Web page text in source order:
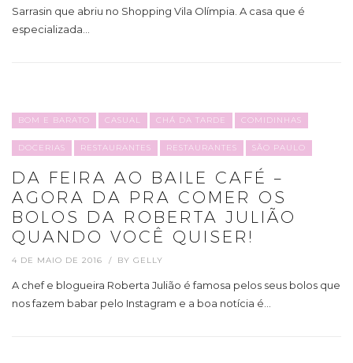
Sarrasin que abriu no Shopping Vila Olímpia. A casa que é
especializada…
BOM E BARATO CASUAL CHÁ DA TARDE COMIDINHAS
DOCERIAS RESTAURANTES RESTAURANTES SÃO PAULO
DA FEIRA AO BAILE CAFÉ –
AGORA DA PRA COMER OS
BOLOS DA ROBERTA JULIÃO
QUANDO VOCÊ QUISER!
4 DE MAIO DE 2016 BY GELLY
A chef e blogueira Roberta Julião é famosa pelos seus bolos que
nos fazem babar pelo Instagram e a boa notícia é…